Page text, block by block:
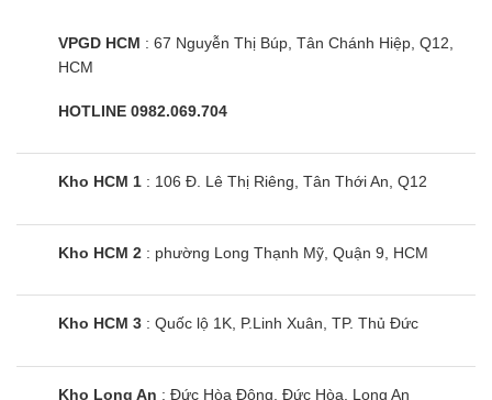
VPGD HCM : 67 Nguyễn Thị Búp, Tân Chánh Hiệp, Q12,
HCM
HOTLINE 0982.069.704
Kho HCM 1 : 106 Đ. Lê Thị Riêng, Tân Thới An, Q12
Kho HCM 2 : phường Long Thạnh Mỹ, Quận 9, HCM
Kho HCM 3 : Quốc lộ 1K, P.Linh Xuân, TP. Thủ Đức
Kho Long An : Đức Hòa Đông, Đức Hòa, Long An